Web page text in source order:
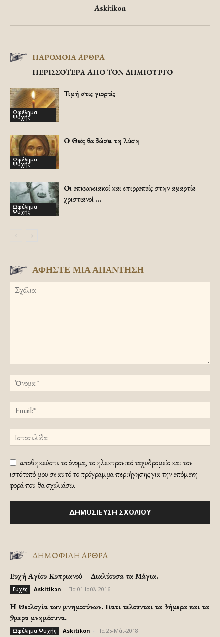
Askitikon
ΠΑΡΟΜΟΙΑ ΑΡΘΡΑ
ΠΕΡΙΣΣΟΤΕΡΑ ΑΠΟ ΤΟΝ ΔΗΜΙΟΥΡΓΟ
Ωφέλημα
Ψυχής
Τιμή στις γιορτές
Ωφέλημα
Ψυχής
Ο Θεός θα δώσει τη λύση
Ωφέλημα
Ψυχής
Οι επιφανειακοί και επιρρεπείς στην αμαρτία
χριστιανοί …
ΑΦΗΣΤΕ ΜΙΑ ΑΠΑΝΤΗΣΗ
αποθηκεύστε το όνομα, το ηλεκτρονικό ταχυδρομείο και τον
ιστότοπό μου σε αυτό το πρόγραμμα περιήγησης για την επόμενη
φορά που θα σχολιάσω.
ΔΗΜΟΦΙΛΗ ΑΡΘΡΑ
Ευχή Αγίου Κυπριανού – Διαλύουσα τα Μάγια.
Ευχές Askitikon Πα 01-Ιούλ-2016
H Θεολογία των μνημοσύνων. Γιατι τελούνται τα 3ήμερα και τα
9μερα μνημόσυνα.
Ωφέλημα Ψυχής Askitikon Πα 25-Μάι-2018